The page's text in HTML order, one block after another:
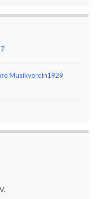
Musikverein1929